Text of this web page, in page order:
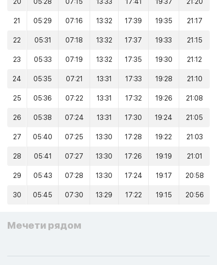
21 05:29 07:16 13:32 17:39 19:35 21:17
22 05:31 07:18 13:32 17:37 19:33 21:15
23 05:33 07:19 13:32 17:35 19:30 21:12
24 05:35 07:21 13:31 17:33 19:28 21:10
25 05:36 07:22 13:31 17:32 19:26 21:08
26 05:38 07:24 13:31 17:30 19:24 21:05
27 05:40 07:25 13:30 17:28 19:22 21:03
28 05:41 07:27 13:30 17:26 19:19 21:01
29 05:43 07:28 13:30 17:24 19:17 20:58
30 05:45 07:30 13:29 17:22 19:15 20:56
Мечети рядом